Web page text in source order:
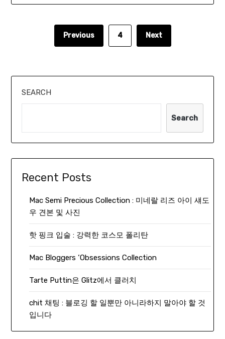
Previous 4 Next
SEARCH
Search
Recent Posts
Mac Semi Precious Collection : 미네랄 리즈 아이 섀도
우 견본 및 사진
핫 핑크 입술 : 강력한 코스모 폴리탄
Mac Bloggers ‘Obsessions Collection
Tarte Puttin은 Glitz에서 클러치
chit 채팅 : 블로깅 할 일뿐만 아니라하지 말아야 할 것
입니다